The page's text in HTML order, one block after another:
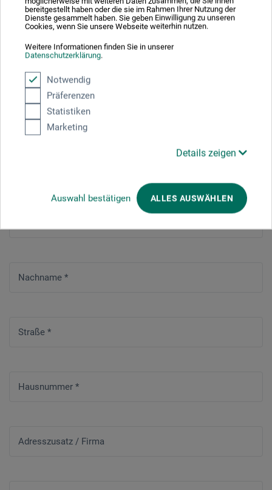
bereitgestellt haben oder die sie im Rahmen Ihrer Nutzung der
Dienste gesammelt haben. Sie geben Einwilligung zu unseren
Cookies, wenn Sie unsere Webseite weiterhin nutzen.
Weitere Informationen finden Sie in unserer
Datenschutzerklärung.
Notwendig
Präferenzen
Statistiken
Marketing
Details zeigen
Auswahl bestätigen ALLES AUSWÄHLEN
JETZT ANMELDEN!
Jetzt anmelden!
Persönliche Daten
Nachname *
Straße *
Hausnummer *
Adresszusatz / Firma